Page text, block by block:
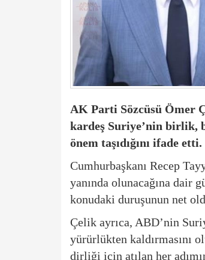
AK Parti Sözcüsü Ömer
kardeş Suriye’nin birlik,
önem taşıdığını ifade etti.
Cumhurbaşkanı Recep
yanında olunacağına dair
konudaki duruşunun net
Çelik ayrıca, ABD’nin
yürürlükten kaldırmasını
dirliği için atılan her